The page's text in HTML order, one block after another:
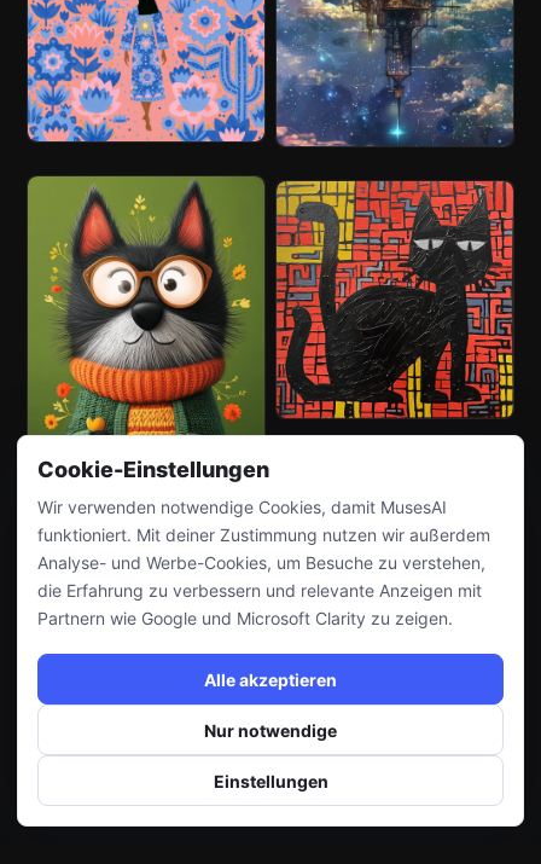
Cookie-Einstellungen
Wir verwenden notwendige Cookies, damit MusesAI
funktioniert. Mit deiner Zustimmung nutzen wir außerdem
Analyse- und Werbe-Cookies, um Besuche zu verstehen,
die Erfahrung zu verbessern und relevante Anzeigen mit
Partnern wie Google und Microsoft Clarity zu zeigen.
Alle akzeptieren
Nur notwendige
Einstellungen